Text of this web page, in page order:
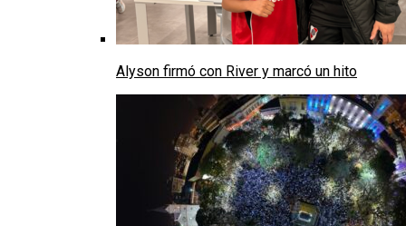
Alyson firmó con River y marcó un hito